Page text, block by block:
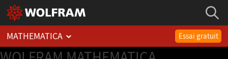
MATHEMATICA Essai gratuit